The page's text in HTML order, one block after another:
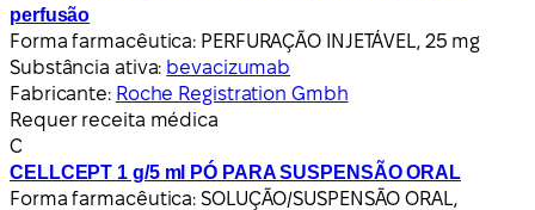
perfusão
Forma farmacêutica: PERFURAÇÃO INJETÁVEL, 25 mg
Substância ativa: bevacizumab
Fabricante: Roche Registration Gmbh
Requer receita médica
C
CELLCEPT 1 g/5 ml PÓ PARA SUSPENSÃO ORAL
Forma farmacêutica: SOLUÇÃO/SUSPENSÃO ORAL,